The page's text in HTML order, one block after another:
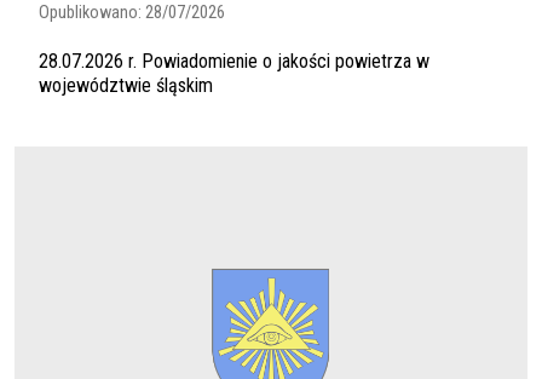
Opublikowano: 28/07/2026
28.07.2026 r. Powiadomienie o jakości powietrza w
województwie śląskim